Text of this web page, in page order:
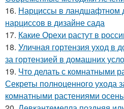
16. Нарциссы в ландшафтном
нарциссов в дизайне сада
17. Какие Орехи растут в
18. Уличная гортензия уход в
за гортензией в домашних
19. Что делать с комнатными
Секреты полноценного ухода
комнатными растениями